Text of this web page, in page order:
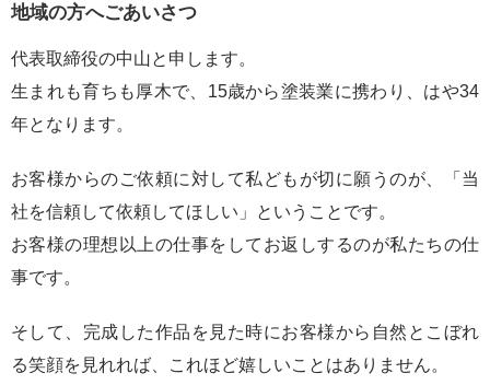
地域の方へごあいさつ
代表取締役の中山と申します。
生まれも育ちも厚木で、15歳から塗装業に携わり、はや34
年となります。
お客様からのご依頼に対して私どもが切に願うのが、「当
社を信頼して依頼してほしい」ということです。
お客様の理想以上の仕事をしてお返しするのが私たちの仕
事です。
そして、完成した作品を見た時にお客様から自然とこぼれ
る笑顔を見れれば、これほど嬉しいことはありません。